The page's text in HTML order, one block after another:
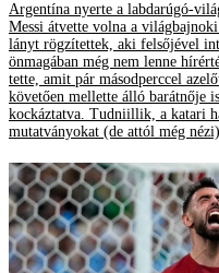
Argentína nyerte a labdarúgó-
Messi átvette volna a
lányt rögzítettek, aki felsőjével
önmagában még nem lenne
tette, amit pár másodperccel
követően mellette álló barátnője
kockáztatva. Tudniillik, a katari
mutatványokat (de attól még